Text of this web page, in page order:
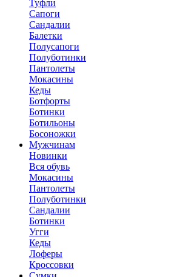
Туфли
Сапоги
Сандалии
Балетки
Полусапоги
Полуботинки
Пантолеты
Мокасины
Кеды
Ботфорты
Ботинки
Ботильоны
Босоножки
Мужчинам
Новинки
Вся обувь
Мокасины
Пантолеты
Полуботинки
Сандалии
Ботинки
Угги
Кеды
Лоферы
Кроссовки